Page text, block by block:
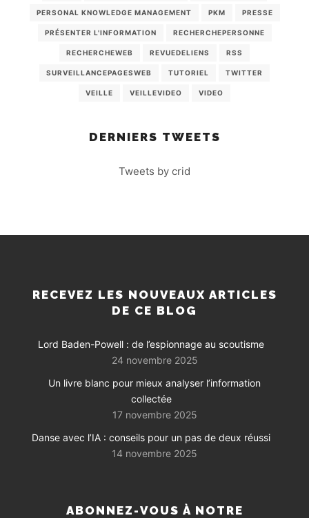
PERSONAL KNOWLEDGE MANAGEMENT PKM PRESSE
PRÉSENTER L'INFORMATION RECHERCHEPERSONNE
RECHERCHEWEB REVUEDELIENS RSS
SURVEILLANCEPAGESWEB TUTORIEL TWITTER
VEILLE VEILLEVIDEO VIDEO
DERNIERS TWEETS
Tweets by crid
RECEVEZ LES NOUVEAUX ARTICLES
DE CE BLOG
Lord Baden-Powell : de l’espionnage au scoutisme
24 novembre 2025
Un livre blanc pour mieux analyser l’information
collectée
17 novembre 2025
Danse avec l’IA : conseils pour un pas de deux réussi
14 novembre 2025
ABONNEZ-VOUS À NOTRE